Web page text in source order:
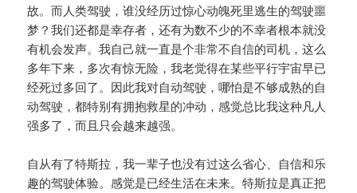
故。而人类驾驶，谁没经历过惊心动魄死里逃生的驾驶噩
梦？我们还都是幸存者，还有为数不少的不幸者根本就没
有机会发声。我自己就一直是个非常不自信的司机，这么
多年下来，多次有惊无险，我老觉得在某些平行宇宙早已
经死过多回了。因此我对自动驾驶，哪怕是不够成熟的自
动驾驶，都特别有拥抱救星的冲动，感觉总比我这种凡人
强多了，而且只会越来越强。
自从有了特斯拉，我一辈子也没有过这么省心、自信和乐
趣的驾驶体验。感觉是已经生活在未来。特斯拉是真正把